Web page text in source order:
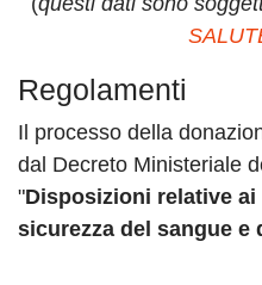
Regolamenti
Il processo della
dal Decreto Ministeriale
"Disposizioni relative
sicurezza del sangue e